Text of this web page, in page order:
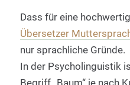
Dass für eine
Übersetzer
nur sprachliche Gründe.
In der Psycholinguistik
Begriff „Baum“ je nach